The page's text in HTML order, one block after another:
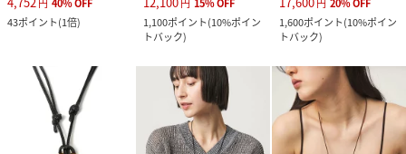
円 40%OFF
43ポイント(1倍)
円 15%OFF
1,100ポイント(10%ポイン
トバック)
円 20%OFF
1,600ポイント(10%ポイン
トバック)